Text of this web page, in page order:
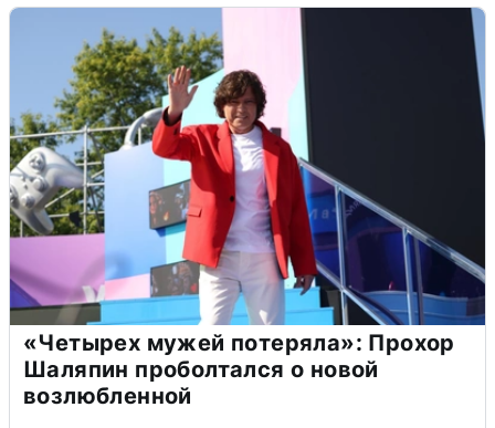
«Четырех мужей потеряла»: Прохор
Шаляпин проболтался о новой
возлюбленной